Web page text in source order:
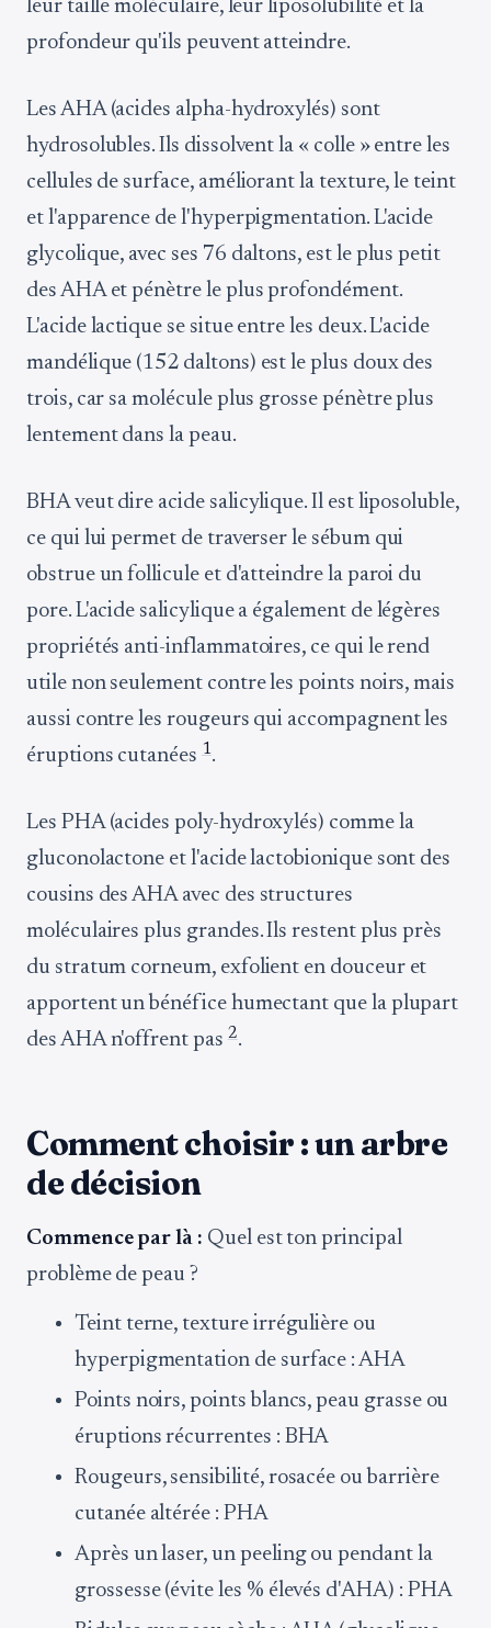
leur taille moléculaire, leur liposolubilité et la
profondeur qu'ils peuvent atteindre.
Les AHA (acides alpha-hydroxylés) sont
hydrosolubles. Ils dissolvent la « colle » entre les
cellules de surface, améliorant la texture, le teint
et l'apparence de l'hyperpigmentation. L'acide
glycolique, avec ses 76 daltons, est le plus petit
des AHA et pénètre le plus profondément.
L'acide lactique se situe entre les deux. L'acide
mandélique (152 daltons) est le plus doux des
trois, car sa molécule plus grosse pénètre plus
lentement dans la peau.
BHA veut dire acide salicylique. Il est liposoluble,
ce qui lui permet de traverser le sébum qui
obstrue un follicule et d'atteindre la paroi du
pore. L'acide salicylique a également de légères
propriétés anti-inflammatoires, ce qui le rend
utile non seulement contre les points noirs, mais
aussi contre les rougeurs qui accompagnent les
éruptions cutanées 1.
Les PHA (acides poly-hydroxylés) comme la
gluconolactone et l'acide lactobionique sont des
cousins des AHA avec des structures
moléculaires plus grandes. Ils restent plus près
du stratum corneum, exfolient en douceur et
apportent un bénéfice humectant que la plupart
des AHA n'offrent pas 2.
Comment choisir : un arbre
de décision
Commence par là : Quel est ton principal
problème de peau ?
Teint terne, texture irrégulière ou
hyperpigmentation de surface : AHA
Points noirs, points blancs, peau grasse ou
éruptions récurrentes : BHA
Rougeurs, sensibilité, rosacée ou barrière
cutanée altérée : PHA
Après un laser, un peeling ou pendant la
grossesse (évite les % élevés d'AHA) : PHA